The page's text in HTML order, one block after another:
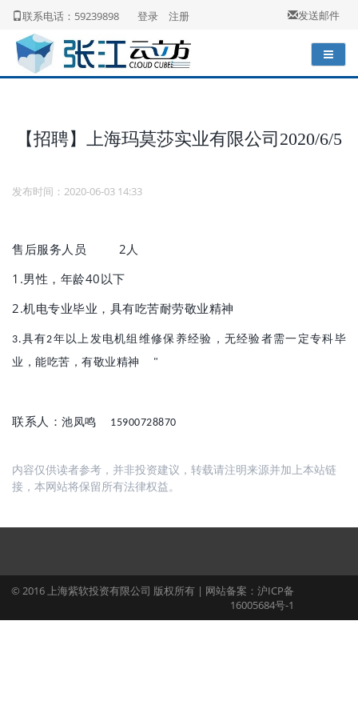
发送邮件
联系电话：59239898 登录 注册
【招聘】上海玛莫莎实业有限公司2020/6/5
发布时间：2020-06-03 14:33
售后服务人员
2人
1.男性，年龄40 以下
2.机电专业毕业，具有吃苦耐劳敬业精神
3.具有2年以上发电机组维修保养经验，无经验者需一定专科毕
业，能吃苦，有敬业精神 "
联系人： 池凤鸣 15900728870
内容仅供读者参考，并非投资建议，转载请注明来源并加上本站链
接，本网站将保留所有法律权益。
© 2016 上海紫软投资有限公司 版权所有 | 网站备案：沪ICP备
16005684号-1